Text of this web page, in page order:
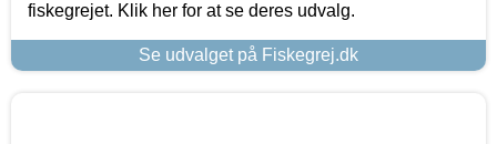
fiskegrejet. Klik her for at se deres udvalg.
Se udvalget på Fiskegrej.dk